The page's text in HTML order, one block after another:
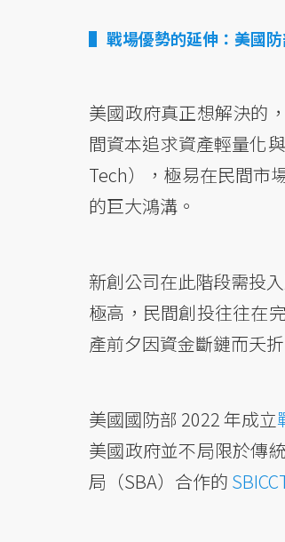
戰場優勢的延伸：美國
美國政府真正想解決的
間資本追求資產輕量化
Tech），極易在民間
的巨大鴻溝。
新創公司在此階段需投
極高，民間創投往往在
產前夕因資金斷鏈而夭折
美國國防部 2022 年成立
美國政府並不局限於傳
局（SBA）合作的